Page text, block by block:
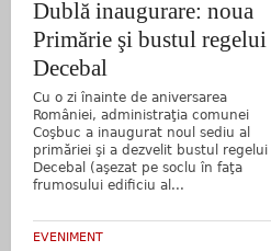
Dublă inaugurare: noua
Primărie şi bustul regelui
Decebal
Cu o zi înainte de aniversarea
României, administraţia comunei
Coşbuc a inaugurat noul sediu al
primăriei şi a dezvelit bustul regelui
Decebal (aşezat pe soclu în faţa
frumosului edificiu al...
EVENIMENT